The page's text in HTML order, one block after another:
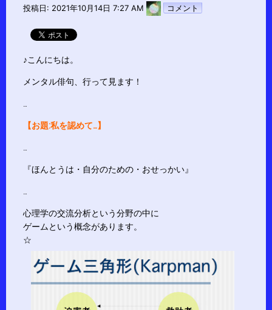
投稿日: 2021年10月14日 7:27 AM pokari7
コメント
♪こんにちは。
メンタル俳句、行って見ます！
【お題:私を認めて…】
『ほんとうは・自分のための・おせっかい』
心理学の交流分析という分野の中に
ゲームという概念があります。
☆